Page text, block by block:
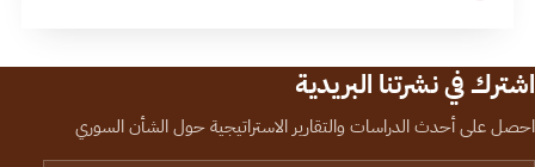
اشترك في نشرتنا البريدية
احصل على أحدث الدراسات والتقارير الاستراتيجية حول الشأن السوري